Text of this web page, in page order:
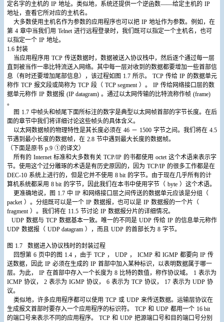
定名字的主机的 IP 地址。类似地，系统还提供一个逆函数――给定主机的 IP
地址，查看它所对应的主机名。
大多数使用主机名作为参数的应用程序也可以把 IP 地址作为参数。例如，在
第 4 章中当我们用 Telnet 进行远程登录时，我们既可以指定一个主机名，也可
以指定一个 IP 地址。
1.6 封装
当应用程序用 TCP 传送数据时，数据被送入协议栈中，然后逐个通过每一层
直到被当作一串比特流送入网络。其中每一层对收到的数据都要增加一些首部信
息（有时还要增加尾部信息），该过程如图 1.7 所示。 TCP 传给 IP 的数据单元
称作 TCP 报文段或简称为 TCP 段（ TCP segment ）。 IP 传给网络接口层的数
据单元称作 IP 数据报 (IP datagram) 。通过以太网传输的比特流称作帧 (frame)
。
图 1.7 中帧头和帧尾下面所标注的数字是典型以太网帧首部的字节长度。在后
面的章节中我们将详细讨论这些帧头的具体含义。
以太网数据帧的物理特性是其长度必须在 46 － 1500 字节之间。我们将在 4.5
节遇到最小长度的数据帧，在 2.8 节中遇到最大长度的数据帧。
（下面是原书 p.9 ①的译文）
所有的 Internet 标准和大多数有关 TCP/IP 的书都使用 octet 这个术语来表示字
节。使用这个过分雕琢的术语是有历史原因的，因为 TCP/IP 的很多工作都是在
DEC-10 系统上进行的，但是它并不使用 8 bit 的字节。由于现在几乎所有的计
算机系统都采用 8 bit 的字节，因此我们在本书中使用字节（ byte ）这个术语。
更准确地说，图 1.7 中 IP 和网络接口层之间传送的数据单元应该是分组（
packet ）。分组既可以是一个 IP 数据报，也可以是 IP 数据报的一个片（
fragment ）。我们将在 11.5 节讨论 IP 数据报分片的详细情况。
UDP 数据与 TCP 数据基本一致。唯一的不同是 UDP 传给 IP 的信息单元称作
UDP 数据报（ UDP datagram ），而且 UDP 的首部长为 8 字节。
图 1.7
数据进入协议栈时的封装过程
回想第 6 页中的图 1.4 ，由于 TCP ， UDP ， ICMP 和 IGMP 都要向 IP 传
送数据，因此 IP 必须在生成的 IP 首部中加入某种标识，以表明数据属于哪一
层。为此，
IP 在首部中存入一个长度为 8 比特的数值，称作协议域。 1 表示为
ICMP 协议， 2 表示为 IGMP 协议， 6 表示为 TCP 协议， 17 表示为 UDP 协
议。
类似地，许多应用程序都可以使用 TCP 或 UDP 来传送数据。运输层协议在
生成报文首部时要存入一个应用程序的标识符。
TCP 和 UDP 都用一个 16 bit
的端口号来表示不同的应用程序。
TCP 和 UDP 把源端口号和目的端口号分别